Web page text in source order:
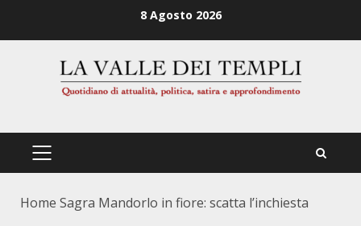
8 Agosto 2026
PRIMÄRES
Home Sagra Mandorlo in fiore: scatta l’inchiesta